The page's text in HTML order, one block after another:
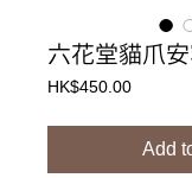
六花堂貓爪
HK$450.00Price
Add